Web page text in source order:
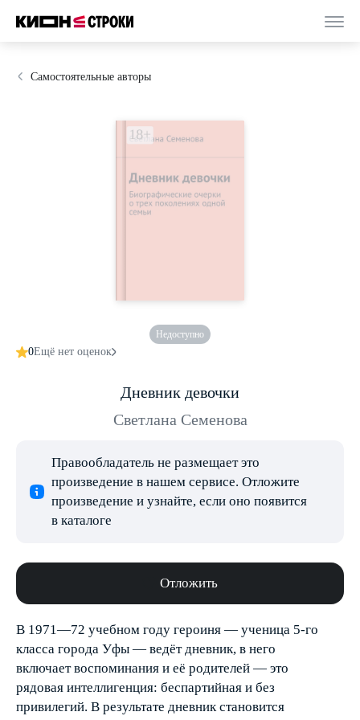
Самостоятельные авторы
Недоступно
0Ещё нет оценок
Дневник девочки
Светлана Семенова
Правообладатель не размещает это
произведение в нашем сервисе. Отложите
произведение и узнайте, если оно появится
в каталоге
Отложить
В 1971—72 учебном году героиня — ученица 5-го
класса города Уфы — ведёт дневник, в него
включает воспоминания и её родителей — это
рядовая интеллигенция: беспартийная и без
привилегий. В результате дневник становится